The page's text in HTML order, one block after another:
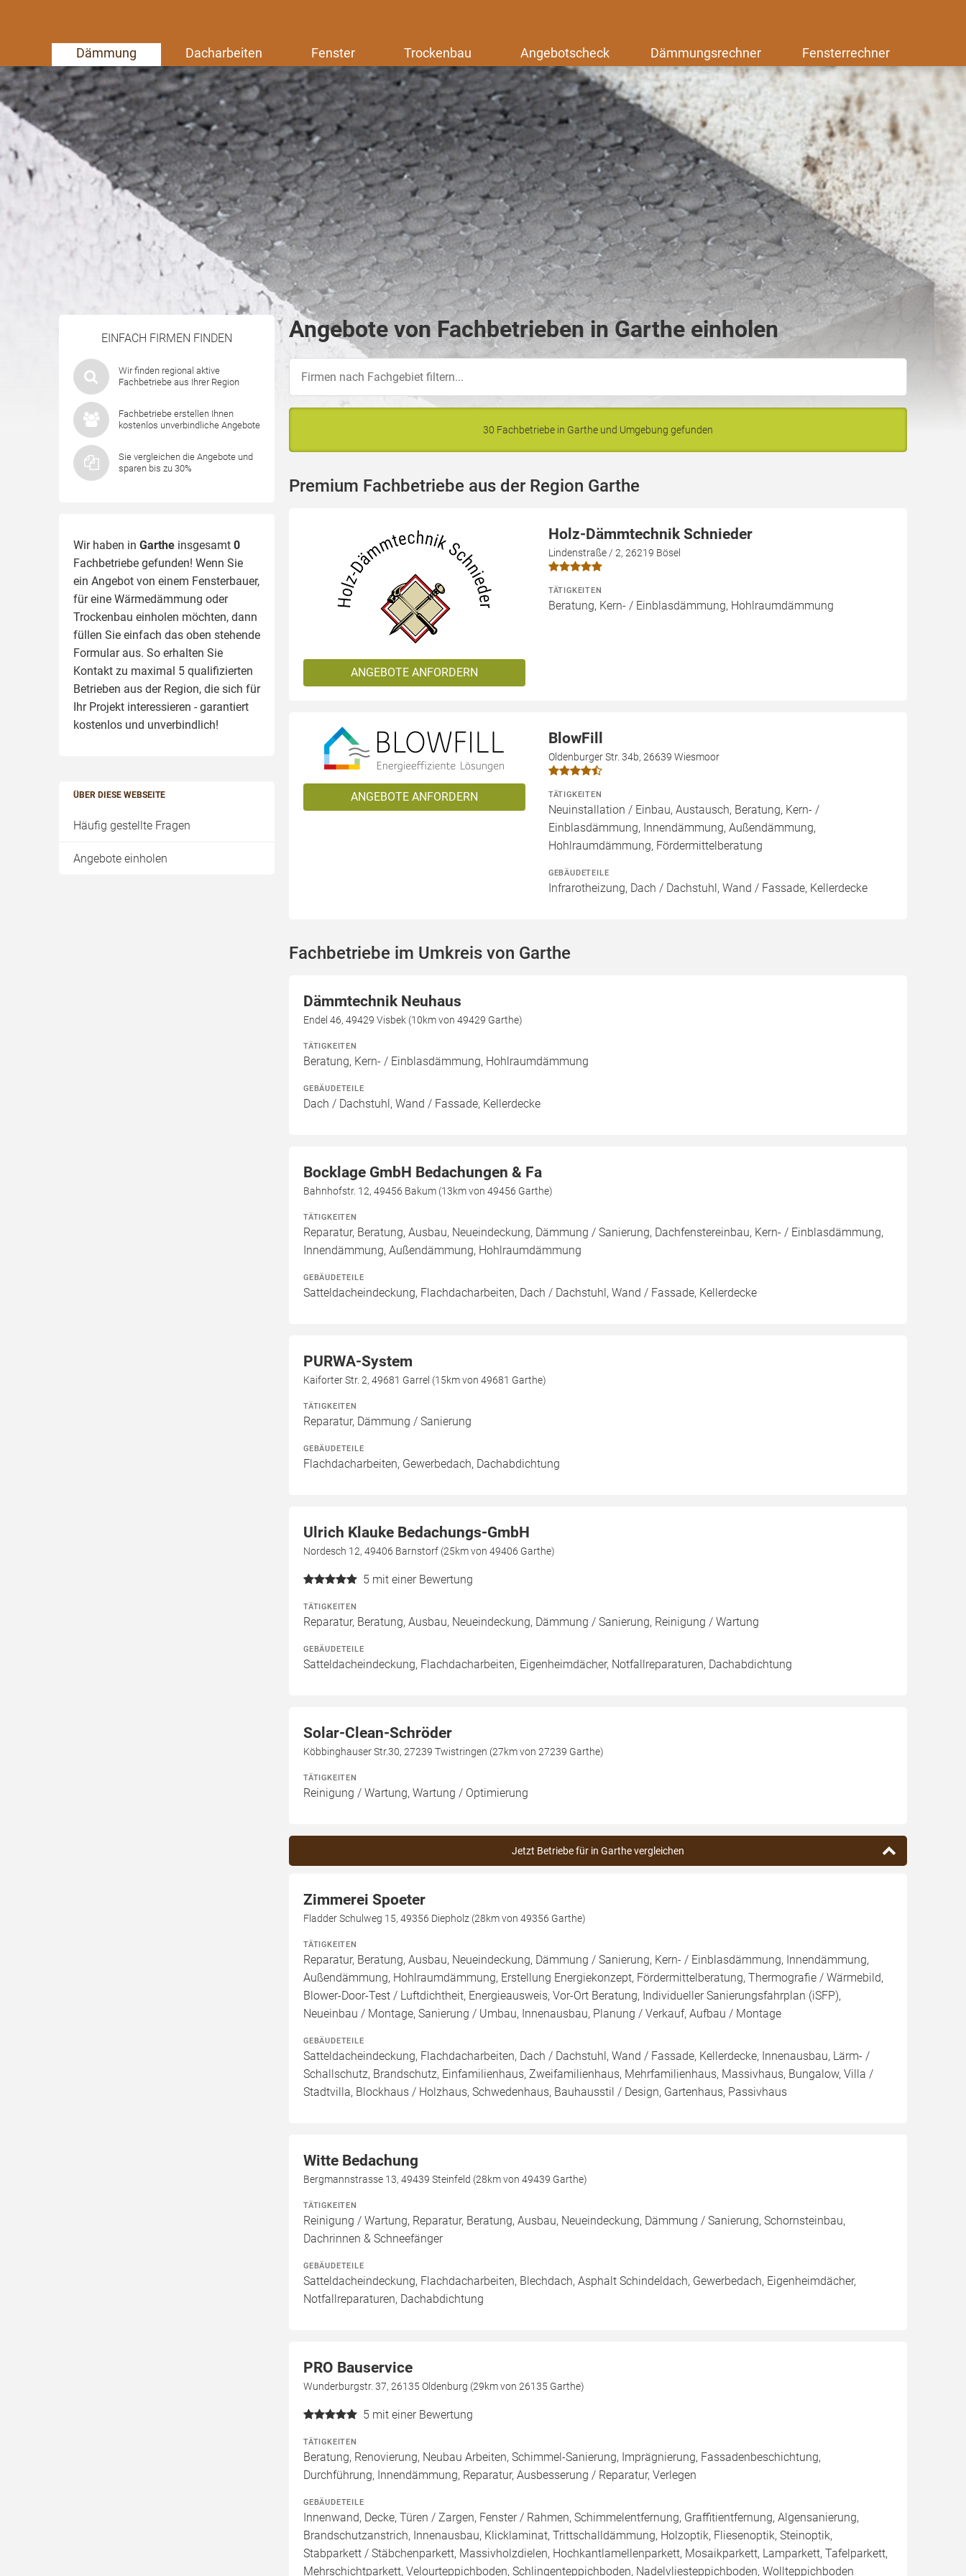
Dämmung Dacharbeiten Fenster Trockenbau Angebotscheck Dämmungsrechner Fensterrechner
EINFACH FIRMEN FINDEN
Wir finden regional aktive
Fachbetriebe aus Ihrer Region
Fachbetriebe erstellen Ihnen
kostenlos unverbindliche Angebote
Sie vergleichen die Angebote und
sparen bis zu 30%
Wir haben in Garthe insgesamt 0
Fachbetriebe gefunden! Wenn Sie
ein Angebot von einem Fensterbauer,
für eine Wärmedämmung oder
Trockenbau einholen möchten, dann
füllen Sie einfach das oben stehende
Formular aus. So erhalten Sie
Kontakt zu maximal 5 qualifizierten
Betrieben aus der Region, die sich für
Ihr Projekt interessieren - garantiert
kostenlos und unverbindlich!
ÜBER DIESE WEBSEITE
Häufig gestellte Fragen
Angebote einholen
Angebote von Fachbetrieben in Garthe einholen
30 Fachbetriebe in Garthe und Umgebung gefunden
Premium Fachbetriebe aus der Region Garthe
ANGEBOTE ANFORDERN
Holz-Dämmtechnik Schnieder
Lindenstraße / 2, 26219 Bösel
TÄTIGKEITEN
Beratung, Kern- / Einblasdämmung, Hohlraumdämmung
ANGEBOTE ANFORDERN
BlowFill
Oldenburger Str. 34b, 26639 Wiesmoor
TÄTIGKEITEN
Neuinstallation / Einbau, Austausch, Beratung, Kern- /
Einblasdämmung, Innendämmung, Außendämmung,
Hohlraumdämmung, Fördermittelberatung
GEBÄUDETEILE
Infrarotheizung, Dach / Dachstuhl, Wand / Fassade, Kellerdecke
Fachbetriebe im Umkreis von Garthe
Dämmtechnik Neuhaus
Endel 46, 49429 Visbek (10km von 49429 Garthe)
TÄTIGKEITEN
Beratung, Kern- / Einblasdämmung, Hohlraumdämmung
GEBÄUDETEILE
Dach / Dachstuhl, Wand / Fassade, Kellerdecke
Bocklage GmbH Bedachungen & Fa
Bahnhofstr. 12, 49456 Bakum (13km von 49456 Garthe)
TÄTIGKEITEN
Reparatur, Beratung, Ausbau, Neueindeckung, Dämmung / Sanierung, Dachfenstereinbau, Kern- / Einblasdämmung,
Innendämmung, Außendämmung, Hohlraumdämmung
GEBÄUDETEILE
Satteldacheindeckung, Flachdacharbeiten, Dach / Dachstuhl, Wand / Fassade, Kellerdecke
PURWA-System
Kaiforter Str. 2, 49681 Garrel (15km von 49681 Garthe)
TÄTIGKEITEN
Reparatur, Dämmung / Sanierung
GEBÄUDETEILE
Flachdacharbeiten, Gewerbedach, Dachabdichtung
Ulrich Klauke Bedachungs-GmbH
Nordesch 12, 49406 Barnstorf (25km von 49406 Garthe)
5 mit einer Bewertung
TÄTIGKEITEN
Reparatur, Beratung, Ausbau, Neueindeckung, Dämmung / Sanierung, Reinigung / Wartung
GEBÄUDETEILE
Satteldacheindeckung, Flachdacharbeiten, Eigenheimdächer, Notfallreparaturen, Dachabdichtung
Solar-Clean-Schröder
Köbbinghauser Str.30, 27239 Twistringen (27km von 27239 Garthe)
TÄTIGKEITEN
Reinigung / Wartung, Wartung / Optimierung
Jetzt Betriebe für in Garthe vergleichen
Zimmerei Spoeter
Fladder Schulweg 15, 49356 Diepholz (28km von 49356 Garthe)
TÄTIGKEITEN
Reparatur, Beratung, Ausbau, Neueindeckung, Dämmung / Sanierung, Kern- / Einblasdämmung, Innendämmung,
Außendämmung, Hohlraumdämmung, Erstellung Energiekonzept, Fördermittelberatung, Thermografie / Wärmebild,
Blower-Door-Test / Luftdichtheit, Energieausweis, Vor-Ort Beratung, Individueller Sanierungsfahrplan (iSFP),
Neueinbau / Montage, Sanierung / Umbau, Innenausbau, Planung / Verkauf, Aufbau / Montage
GEBÄUDETEILE
Satteldacheindeckung, Flachdacharbeiten, Dach / Dachstuhl, Wand / Fassade, Kellerdecke, Innenausbau, Lärm- /
Schallschutz, Brandschutz, Einfamilienhaus, Zweifamilienhaus, Mehrfamilienhaus, Massivhaus, Bungalow, Villa /
Stadtvilla, Blockhaus / Holzhaus, Schwedenhaus, Bauhausstil / Design, Gartenhaus, Passivhaus
Witte Bedachung
Bergmannstrasse 13, 49439 Steinfeld (28km von 49439 Garthe)
TÄTIGKEITEN
Reinigung / Wartung, Reparatur, Beratung, Ausbau, Neueindeckung, Dämmung / Sanierung, Schornsteinbau,
Dachrinnen & Schneefänger
GEBÄUDETEILE
Satteldacheindeckung, Flachdacharbeiten, Blechdach, Asphalt Schindeldach, Gewerbedach, Eigenheimdächer,
Notfallreparaturen, Dachabdichtung
PRO Bauservice
Wunderburgstr. 37, 26135 Oldenburg (29km von 26135 Garthe)
5 mit einer Bewertung
TÄTIGKEITEN
Beratung, Renovierung, Neubau Arbeiten, Schimmel-Sanierung, Imprägnierung, Fassadenbeschichtung,
Durchführung, Innendämmung, Reparatur, Ausbesserung / Reparatur, Verlegen
GEBÄUDETEILE
Innenwand, Decke, Türen / Zargen, Fenster / Rahmen, Schimmelentfernung, Graffitientfernung, Algensanierung,
Brandschutzanstrich, Innenausbau, Klicklaminat, Trittschalldämmung, Holzoptik, Fliesenoptik, Steinoptik,
Stabparkett / Stäbchenparkett, Massivholzdielen, Hochkantlamellenparkett, Mosaikparkett, Lamparkett, Tafelparkett,
Mehrschichtparkett, Velourteppichboden, Schlingenteppichboden, Nadelvliesteppichboden, Wollteppichboden